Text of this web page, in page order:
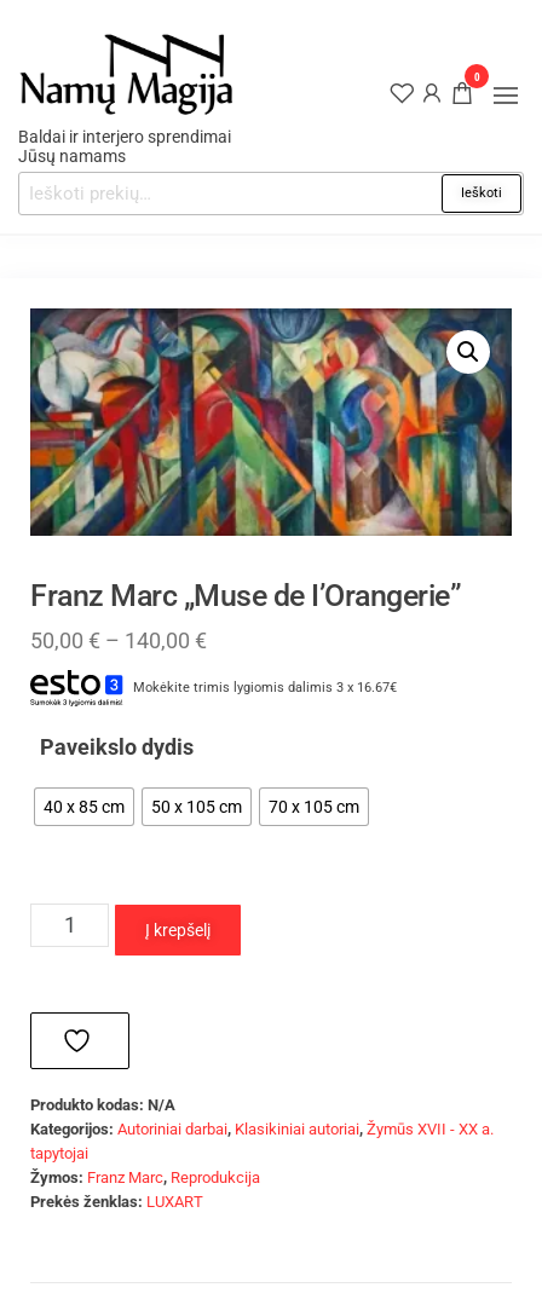
Baldai ir interjero sprendimai
Jūsų namams
Ieškoti
0
Franz Marc „Muse de I’Orangerie”
50,00 € – 140,00 €
Mokėkite trimis lygiomis dalimis 3 x 16.67€
Paveikslo dydis
40 x 85 cm 50 x 105 cm 70 x 105 cm
Į krepšelį
Produkto kodas: N/A
Kategorijos: Autoriniai darbai, Klasikiniai autoriai, Žymūs XVII - XX a.
tapytojai
Žymos: Franz Marc, Reprodukcija
Prekės ženklas: LUXART